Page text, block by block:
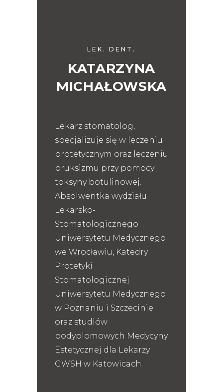
LEK. DENT.
KATARZYNA
MICHAŁOWSKA
Lekarz stomatolog,
specjalizuje się w leczeniu
protetycznym oraz leczeniu
bruksizmu przy pomocy
toksyny botulinowej.
Absolwentka wydziału
Lekarsko-
Stomatologicznego
Uniwersytetu Medycznego
we Wrocławiu, Katedry
Protetyki
Stomatologicznej
Uniwersytetu Medycznego
w Poznaniu i Szczecinie
oraz studiów
podyplomowych Medycyny
Estetycznej dla Lekarzy
GWSH w Katowicach.